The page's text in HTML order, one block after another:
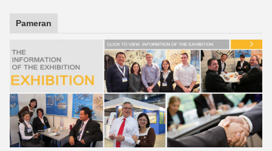
Pameran